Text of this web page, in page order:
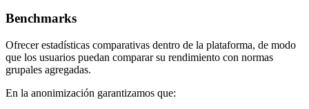
Benchmarks
Ofrecer estadísticas comparativas dentro de la plataforma, de modo
que los usuarios puedan comparar su rendimiento con normas
grupales agregadas.
En la anonimización garantizamos que: